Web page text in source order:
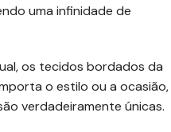
uma infinidade de
os tecidos bordados da
o estilo ou a ocasião,
verdadeiramente únicas.